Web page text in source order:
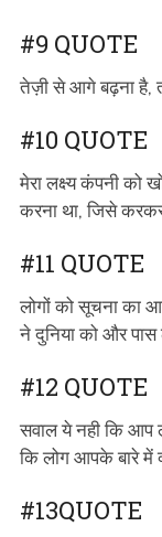
#9 QUOTE
तेज़ी से आगे बढ़ना है,
#10 QUOTE
मेरा लक्ष्य कंपनी को
करना था, जिसे
#11 QUOTE
लोगों को सूचना का
ने दुनिया को और पास
#12 QUOTE
सवाल ये नही कि आप
कि लोग आपके बारे में
#13QUOTE